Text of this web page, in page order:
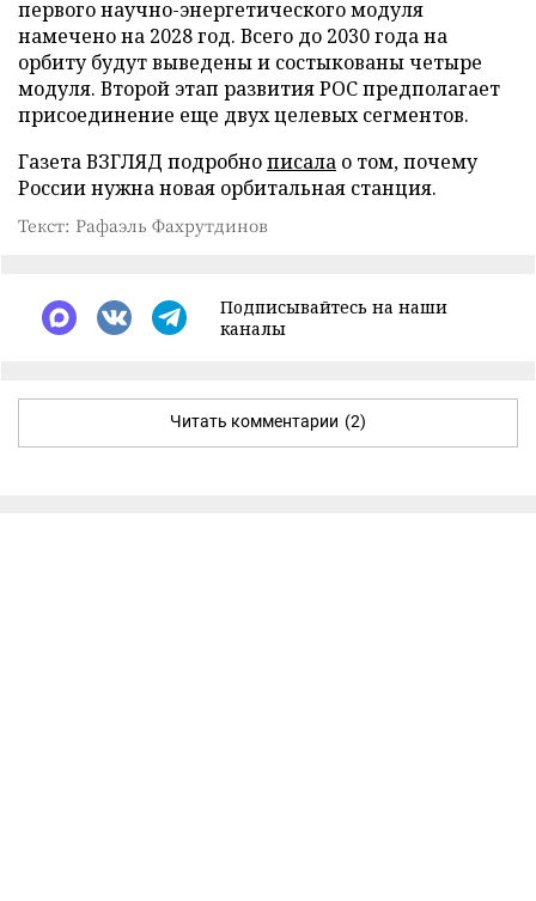
первого научно-энергетического модуля
намечено на 2028 год. Всего до 2030 года на
орбиту будут выведены и состыкованы четыре
модуля. Второй этап развития РОС предполагает
присоединение еще двух целевых сегментов.
Газета ВЗГЛЯД подробнописала о том, почему
России нужна новая орбитальная станция.
Текст: Рафаэль Фахрутдинов
Подписывайтесь на наши
каналы
Читать комментарии (2)